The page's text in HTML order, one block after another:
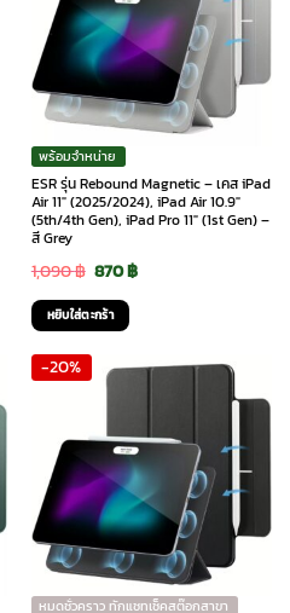
พร้อมจำหน่าย
ESR รุ่น Rebound Magnetic – เคส iPad
Air 11″ (2025/2024), iPad Air 10.9″
(5th/4th Gen), iPad Pro 11″ (1st Gen) –
สี Grey
1,090฿ Original
price
was:
1,090 ฿.
870฿Current
870 ฿.
หยิบใส่ตะกร้า
-20%
หมดชั่วคราว ทักแชทเช็คสต๊อกสาขา